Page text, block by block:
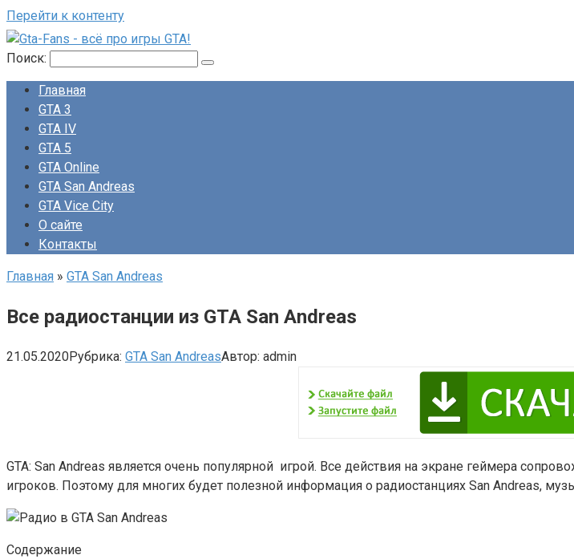
Перейти к контенту
Поиск:
Главная
GTA 3
GTA IV
GTA 5
GTA Online
GTA San Andreas
GTA Vice City
О сайте
Контакты
Главная » GTA San Andreas
Все радиостанции из GTA San Andreas
21.05.2020Рубрика: GTA San AndreasАвтор: admin
GTA: San Andreas является очень популярной игрой. Все действия на экране геймера
игроков. Поэтому для многих будет полезной информация о радиостанциях San Andreas,
Содержание